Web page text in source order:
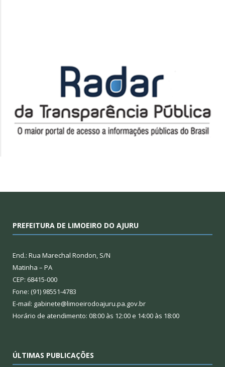
PREFEITURA DE LIMOEIRO DO AJURU
End.: Rua Marechal Rondon, S/N
Matinha – PA
CEP: 68415-000
Fone: (91) 98551-4783
E-mail: gabinete@limoeirodoajuru.pa.gov.br
Horário de atendimento: 08:00 às 12:00 e 14:00 às 18:00
ÚLTIMAS PUBLICAÇÕES